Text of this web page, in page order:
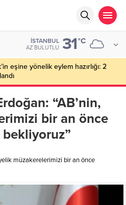
İSTANBUL
AZ BULUTLU 31°C
eşine yönelik eylem hazırlığı: 2
“AB’nin,
bir an önce
bekliyoruz”
müzakerelerimizi bir an önce